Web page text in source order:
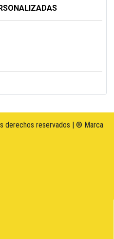
derechos reservados | ® Marca